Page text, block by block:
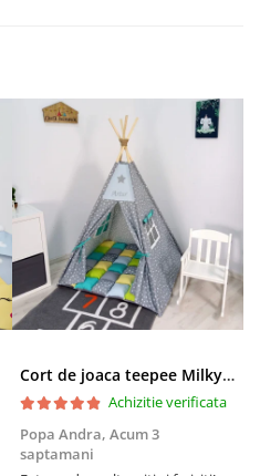
Cort de joaca teepee Milky Stars Personalizat
Achizitie verificata
Popa Andra, Acum 3
saptamani